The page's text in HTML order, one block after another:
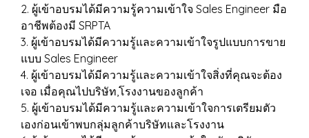
2. ผู้เข้าอบรมได้มีความรู้ความเข้าใจ Sales Engineer มือ
อาชีพต้องมี SRPTA
3. ผู้เข้าอบรมได้มีความรู้และความเข้าใจรูปแบบการขาย
แบบ Sales Engineer
4. ผู้เข้าอบรมได้มีความรู้และความเข้าใจสิ่งที่คุณจะต้อง
เจอ เมื่อคุณไปบริษัท,โรงงานของลูกค้า
5. ผู้เข้าอบรมได้มีความรู้และความเข้าใจการเตรียมตัว
เองก่อนเข้าพบกลุ่มลูกค้าบริษัทและโรงงาน